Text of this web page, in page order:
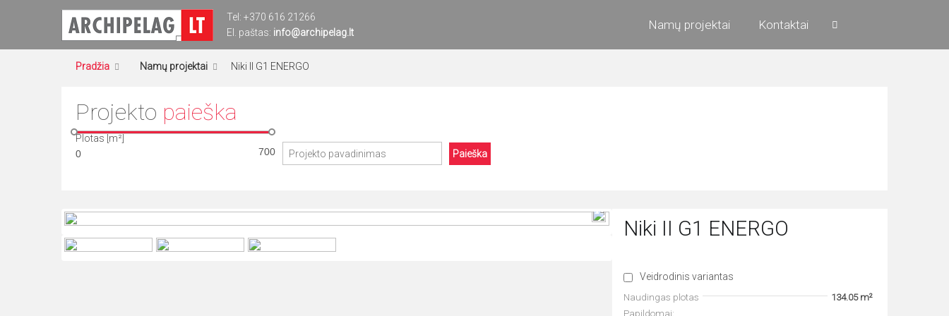
Tel: +370 616 21266
El. paštas: info@archipelag.lt
Archipelag
Namų projektai
Namų projektai Kontaktai
Pradžia Namų projektai Niki II G1 ENERGO
Projekto paieška
Plotas [m²]
Paieška
Niki II G1 ENERGO
Veidrodinis variantas
Naudingas plotas
134.05 m²
Papildomai: